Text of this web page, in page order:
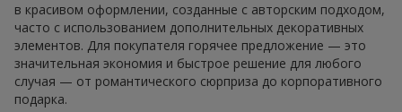
в красивом оформлении, созданные с авторским подходом,
часто с использованием дополнительных декоративных
элементов. Для покупателя горячее предложение — это
значительная экономия и быстрое решение для любого
случая — от романтического сюрприза до корпоративного
подарка.